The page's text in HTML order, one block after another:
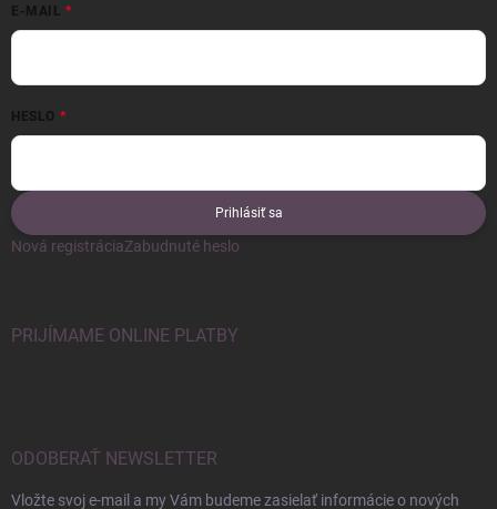
E-MAIL
HESLO
Prihlásiť sa
Nová registráciaZabudnuté heslo
PRIJÍMAME ONLINE PLATBY
ODOBERAŤ NEWSLETTER
Vložte svoj e-mail a my Vám budeme zasielať informácie o nových